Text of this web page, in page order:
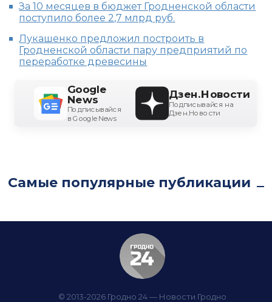
За 10 месяцев в бюджет Гродненской области
поступило более 2,7 млрд руб.
Лукашенко предложил построить в
Гродненской области пару предприятий по
переработке древесины
Google
News
Подписывайся
в Google News
Дзен.Новости
Подписывайся на
Дзен.Новости
Самые популярные публикации
© 2013-2026 Гродно 24 — Новости Гродно